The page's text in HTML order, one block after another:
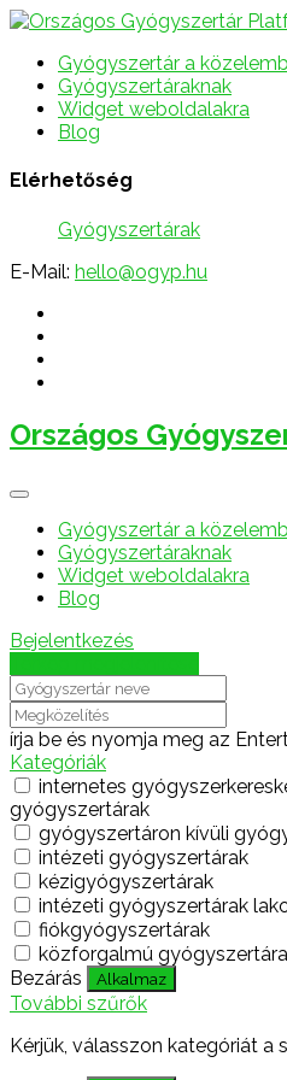
Gyógyszertár a
Gyógyszertáraknak
Widget weboldalakra
Blog
Elérhetőség
Gyógyszertárak
E-Mail: hello@ogyp.hu
Országos
Gyógyszertár a
Gyógyszertáraknak
Widget weboldalakra
Blog
Bejelentkezés
írja be és nyomja meg az
Kategóriák
internetes
gyógyszertárak
gyógyszertáron kívüli
intézeti gyógyszertárak
kézigyógyszertárak
intézeti gyógyszertárak
fiókgyógyszertárak
közforgalmú
Bezárás
Alkalmaz
További szűrők
Kérjük, válasszon kategóriát a